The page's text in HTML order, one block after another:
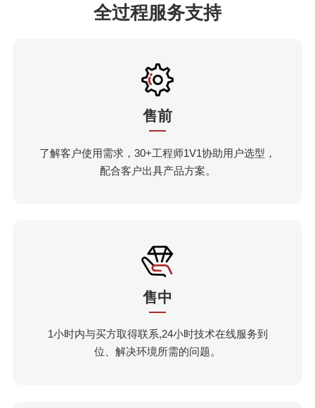
全过程服务支持
售前
了解客户使用需求，30+工程师1V1协助用户选型，
配合客户出具产品方案。
售中
1小时内与买方取得联系,24小时技术在线服务到
位、解决环境所需的问题。